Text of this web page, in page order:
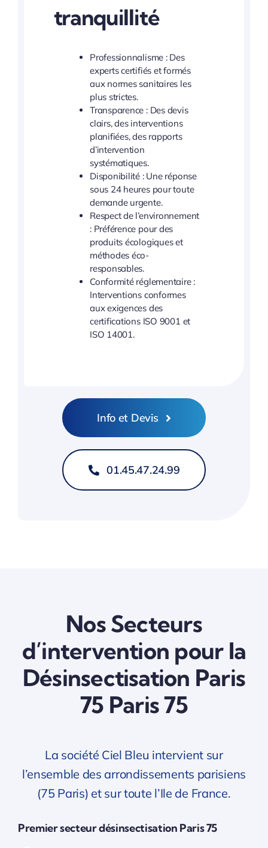
tranquillité
Professionnalisme : Des
experts certifiés et formés
aux normes sanitaires les
plus strictes.
Transparence : Des devis
clairs, des interventions
planifiées, des rapports
d’intervention
systématiques.
Disponibilité : Une réponse
sous 24 heures pour toute
demande urgente.
Respect de l’environnement
: Préférence pour des
produits écologiques et
méthodes éco-
responsables.
Conformité réglementaire :
Interventions conformes
aux exigences des
certifications ISO 9001 et
ISO 14001.
Info et Devis
01.45.47.24.99
Nos Secteurs
d’intervention pour la
Désinsectisation Paris
75 Paris 75
La société Ciel Bleu intervient sur
l’ensemble des arrondissements parisiens
(75 Paris) et sur toute l’Ile de France.
Premier secteur désinsectisation Paris 75